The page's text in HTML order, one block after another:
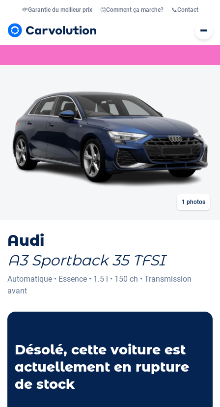
💸Garantie du meilleur prix 🤔Comment ça marche? 📞Contact
1 photos
Audi
A3 Sportback 35 TFSI
Automatique • Essence • 1.5 l • 150 ch • Transmission
avant
Désolé, cette voiture est
actuellement en rupture
de stock